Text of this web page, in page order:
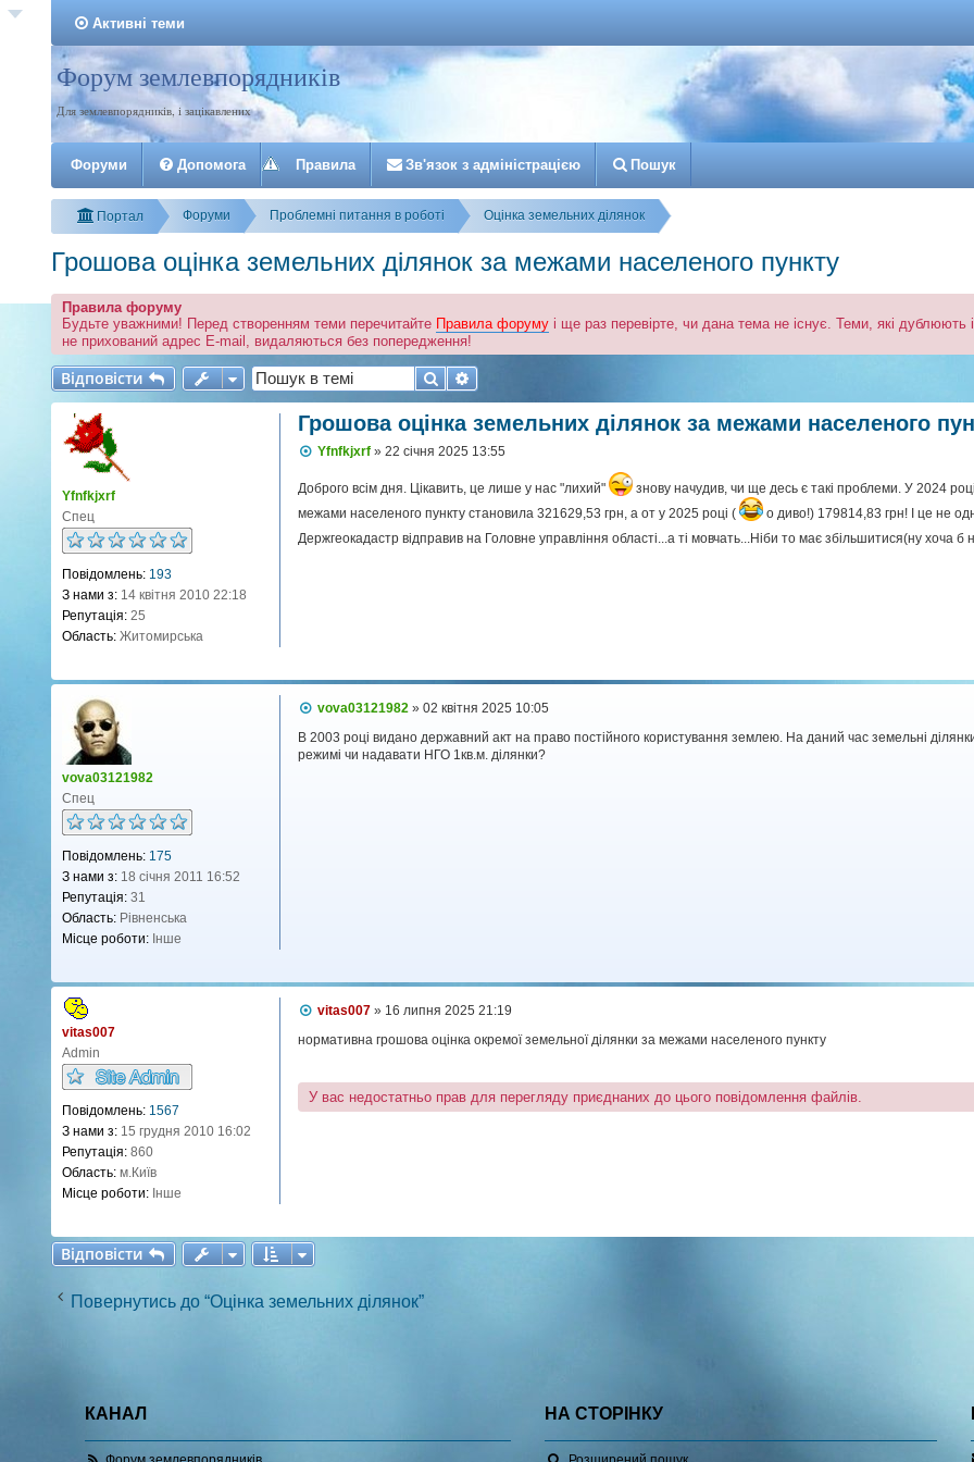
Активні теми
Реєстрація
Форум землевпорядників
Для землевпорядників, і зацікавлених
Форуми Допомога Правила Зв'язок з адміністрацією Пошук
Портал Форуми Проблемні питання в роботі Оцінка земельних ділянок
Грошова оцінка земельних ділянок за межами населеного пункту
Правила форуму
Будьте уважними! Перед створенням теми перечитайте Правила форуму і ще раз перевірте, чи дана тема не існує. Теми, які
не прихований адрес E-mail, видаляються без попередження!
Відповісти
Відповісти ПошукРозширений пошук
Yfnfkjxrf
Спец
Повідомлень: 193
З нами з: 14 квітня 2010 22:18
Репутація: 25
Область: Житомирська
Грошова оцінка земельних ділянок за межами населеного
П
в
і
д
м
Yfnfkjxrf »22 січня 2025 13:55
Доброго всім дня. Цікавить, це лише у нас "лихий"
знову начудив, чи ще десь є такі проблеми. У 2024
межами населеного пункту становила 321629,53 грн, а от у 2025 році (
о диво!) 179814,83 грн! І це не
Держгеокадастр відправив на Головне управління області...а ті мовчать...Ніби то має збільшитися(ну хоча б
vova03121982
Спец
Повідомлень: 175
З нами з: 18 січня 2011 16:52
Репутація: 31
Область: Рівненська
Місце роботи: Інше
П
в
і
vova03121982 »02 квітня 2025 10:05
В 2003 році видано державний акт на право постійного користування землею. На даний час земельні
режимі чи надавати НГО 1кв.м. ділянки?
vitas007
Admin
Повідомлень: 1567
З нами з: 15 грудня 2010 16:02
Репутація: 860
Область: м.Київ
Місце роботи: Інше
П
в
о
м
л
vitas007 » 16 липня 2025 21:19
нормативна грошова оцінка окремої земельної ділянки за межами населеного пункту
У вас недостатньо прав для перегляду приєднаних до цього повідомлення файлів.
Відповісти
Відповісти
Повернутись до “Оцінка земельних ділянок”
КАНАЛ НА СТОРІНКУ